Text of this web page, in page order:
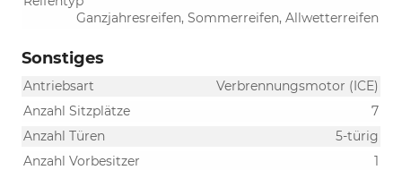
Ganzjahresreifen, Sommerreifen, Allwetterreifen
Sonstiges
Antriebsart
Verbrennungsmotor (ICE)
Anzahl Sitzplätze
7
Anzahl Türen
5-türig
Anzahl Vorbesitzer
1